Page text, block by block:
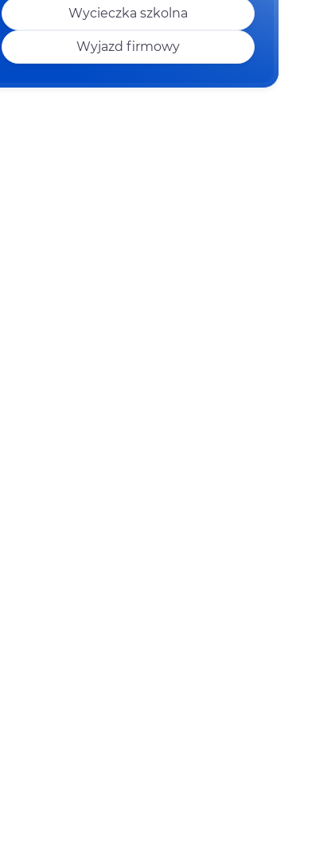
Wycieczka szkolna
Wyjazd firmowy